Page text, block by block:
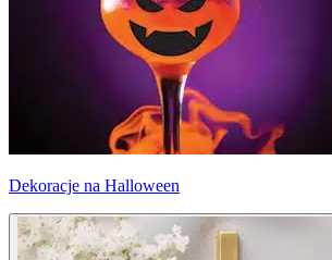
Dekoracje na Halloween